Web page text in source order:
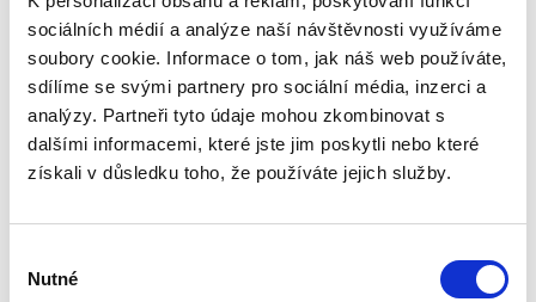
sociálních médií a analýze naší návštěvnosti využíváme
soubory cookie. Informace o tom, jak náš web používáte,
sdílíme se svými partnery pro sociální média, inzerci a
analýzy. Partneři tyto údaje mohou zkombinovat s
dalšími informacemi, které jste jim poskytli nebo které
získali v důsledku toho, že používáte jejich služby.
souhlasu
Nutné
Tradiční nakladatelství
Působíme na trhu přes 30 let.
Semináře a Konference
Vzdělávejte se kvalitně.
Vzdělávejte se s Akademií C. H. Beck.